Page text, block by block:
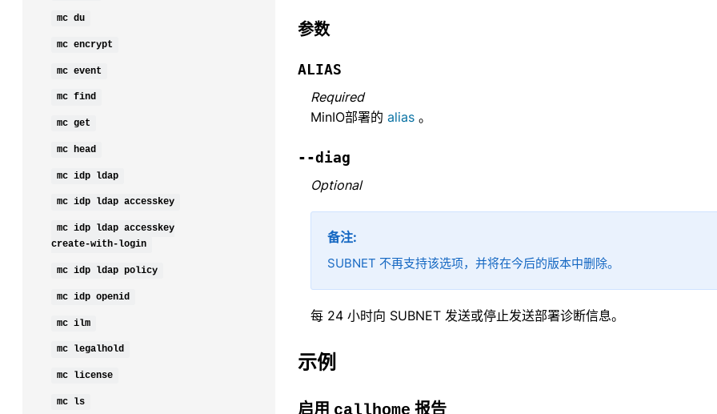
mc du
mc encrypt
mc event
mc find
mc get
mc head
mc idp ldap
mc idp ldap accesskey
mc idp ldap accesskey
create-with-login
mc idp ldap policy
mc idp openid
mc ilm
mc legalhold
mc license
mc ls
参数
ALIAS
Required
MinIO部署的 alias 。
--diag
Optional
备注
SUBNET 不再支持该选项，并将在今后的版本中删除。
每 24 小时向 SUBNET 发送或停止发送部署诊断信息。
示例
启用 报告